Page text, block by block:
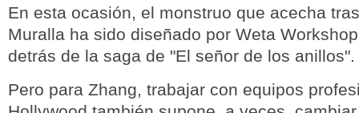
En esta ocasión, el monstruo que acecha
Muralla ha sido diseñado por Weta
detrás de la saga de "El señor de los anillos".
Pero para Zhang, trabajar con equipos